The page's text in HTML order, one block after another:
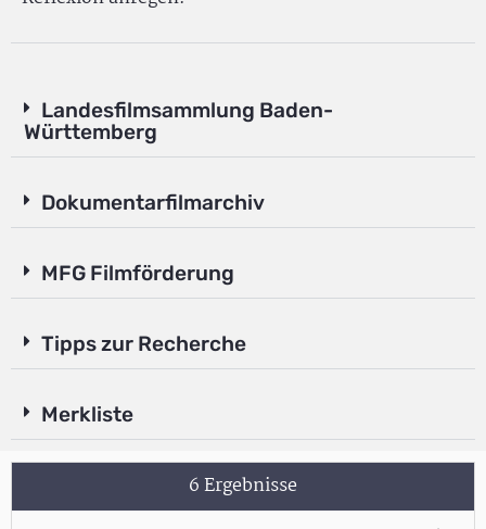
Landesfilmsammlung Baden-
Württemberg
Dokumentarfilmarchiv
MFG Filmförderung
Tipps zur Recherche
Merkliste
6 Ergebnisse